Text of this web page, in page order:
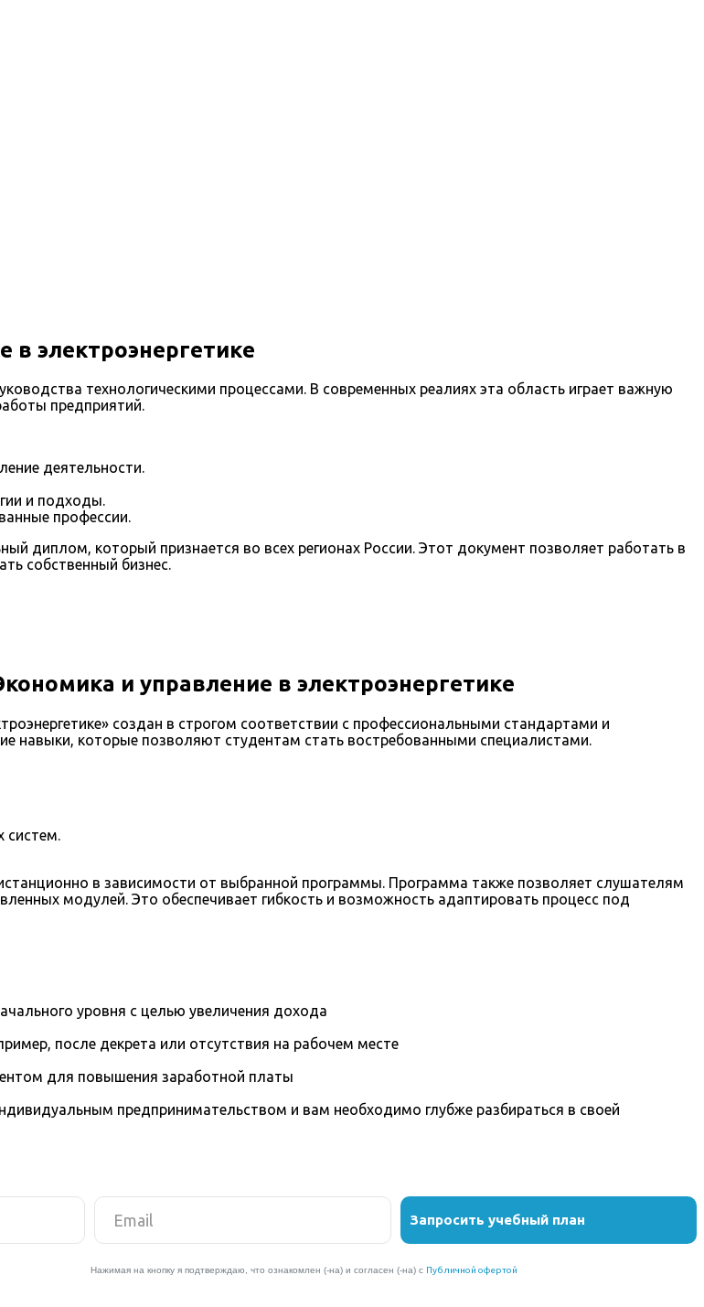
в электроэнергетике
технологическими процессами. В современных реалиях эта область играет важную
предприятий.
деятельности.
и подходы.
профессии.
диплом, который признается во всех регионах России. Этот документ позволяет работать в
собственный бизнес.
и управление в электроэнергетике
создан в строгом соответствии с профессиональными стандартами и
навыки, которые позволяют студентам стать востребованными специалистами.
систем.
в зависимости от выбранной программы. Программа также позволяет слушателям
модулей. Это обеспечивает гибкость и возможность адаптировать процесс под
уровня с целью увеличения дохода
после декрета или отсутствия на рабочем месте
для повышения заработной платы
предпринимательством и вам необходимо глубже разбираться в своей